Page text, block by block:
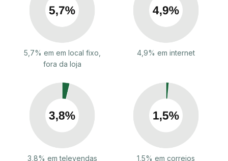
5,7% em em local fixo,
fora da loja
4,9% em internet
3,8% em televendas 1,5% em correios